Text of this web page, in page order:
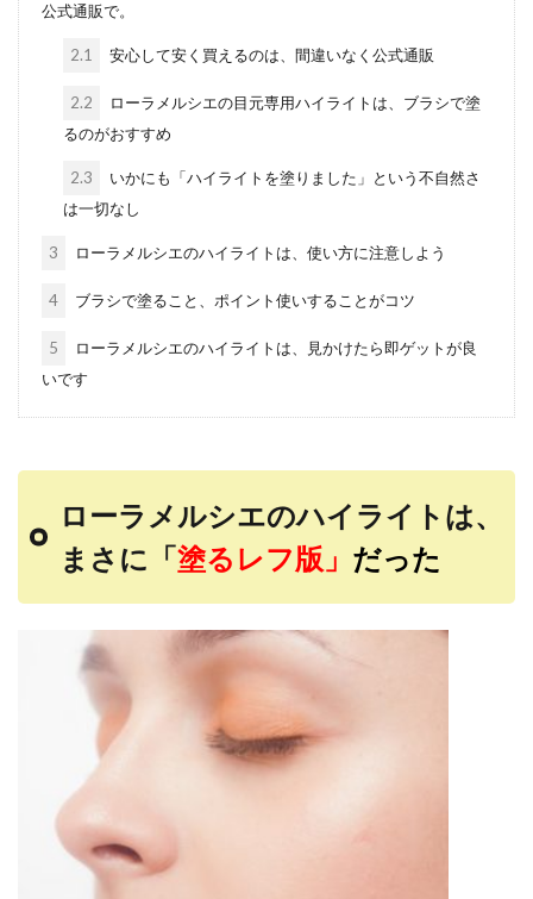
公式通販で。
2.1 安心して安く買えるのは、間違いなく公式通販
2.2
ローラメルシエの目元専用ハイライトは、ブラシで塗
るのがおすすめ
2.3
いかにも「ハイライトを塗りました」という不自然さ
は一切なし
3 ローラメルシエのハイライトは、使い方に注意しよう
4 ブラシで塗ること、ポイント使いすることがコツ
5
ローラメルシエのハイライトは、見かけたら即ゲットが良
いです
ローラメルシエのハイライトは、
まさに「塗るレフ版」 だった